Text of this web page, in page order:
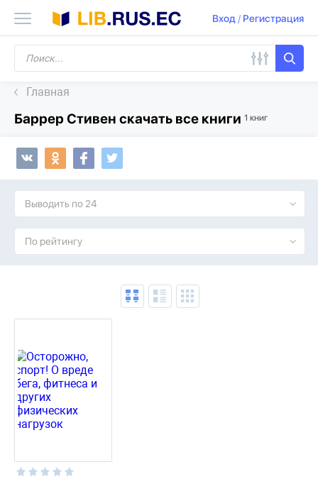
Вход/ Регистрация
Главная
Баррер Стивен скачать все книги 1 книг
Выводить по 24
По рейтингу